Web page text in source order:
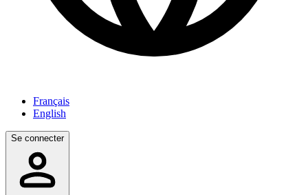
Français
English
Se connecter